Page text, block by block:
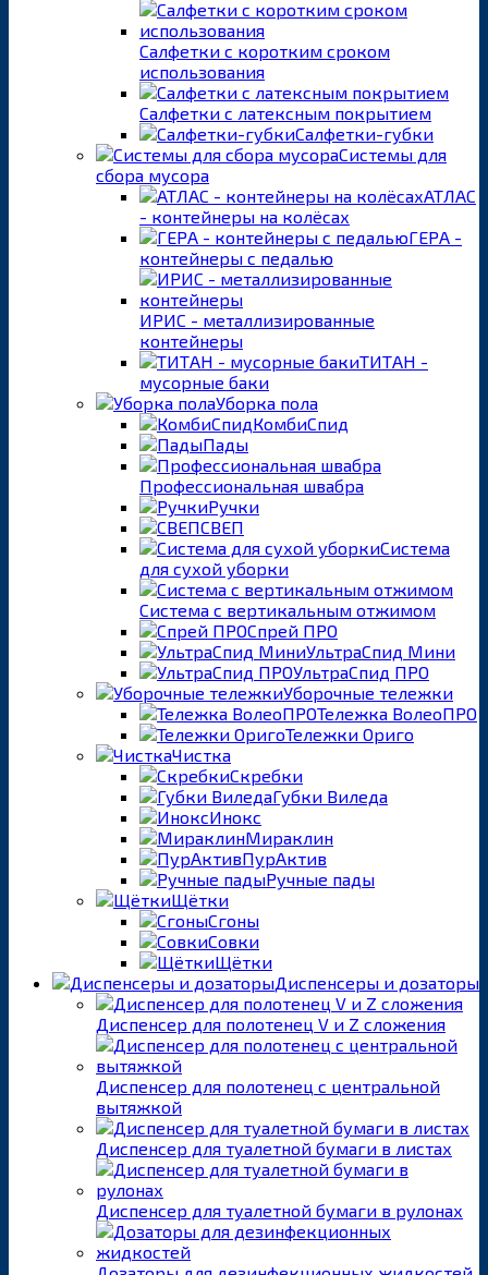
Салфетки с коротким сроком
использования
Салфетки с латексным покрытием
Салфетки-губки
Системы для
сбора мусора
АТЛАС
- контейнеры на колёсах
ГЕРА -
контейнеры с педалью
ИРИС - металлизированные
контейнеры
ТИТАН -
мусорные баки
Уборка пола
КомбиСпид
Пады
Профессиональная швабра
Ручки
СВЕП
Система
для сухой уборки
Система с вертикальным отжимом
Спрей ПРО
УльтраСпид Мини
УльтраСпид ПРО
Уборочные тележки
Тележка ВолеоПРО
Тележки Ориго
Чистка
Скребки
Губки Виледа
Инокс
Мираклин
ПурАктив
Ручные пады
Щётки
Сгоны
Совки
Щётки
Диспенсеры и дозаторы
Диспенсер для полотенец V и Z сложения
Диспенсер для полотенец с центральной
вытяжкой
Диспенсер для туалетной бумаги в листах
Диспенсер для туалетной бумаги в рулонах